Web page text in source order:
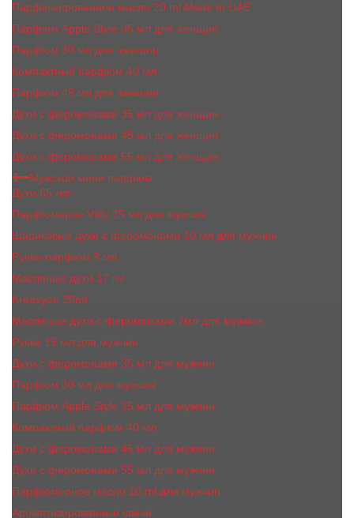
Парфюмированное масло 20 ml Made In UAE
Парфюм Apple Style 35 мл для женщин
Парфюм 30 мл для женщин
Компактный парфюм 40 мл
Парфюм 45 мл для женщин
Духи с феромонами 35 мл для женщин
Духи с феромонами 45 мл для женщин
Духи с феромонами 55 мл для женщин
Мужской мини парфюм
Духи 65 мл
Парфюмерия Vilily 25 мл для мужчин
Шариковые духи с феромонами 10 мл для мужчин
Ручка-парфюм 8 мл
Масляные духи 17 ml
Kreasyon 20ml
Масляные духи c феромонами 7мл для мужчин
Ручка 15 мл для мужчин
Духи с феромонами 35 мл для мужчин
Парфюм 30 мл для мужчин
Парфюм Apple Style 35 мл для мужчин
Компактный парфюм 40 мл
Духи с феромонами 45 мл для мужчин
Духи с феромонами 55 мл для мужчин
Парфюмерное масло 10 ml для мужчин
Ароматизированные свечи